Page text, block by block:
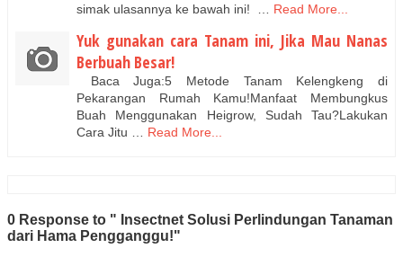
simak ulasannya ke bawah ini! …
Read More...
Yuk gunakan cara Tanam ini, Jika Mau Nanas
Berbuah Besar!
Baca Juga:5 Metode Tanam Kelengkeng di
Pekarangan Rumah Kamu!Manfaat Membungkus
Buah Menggunakan Heigrow, Sudah Tau?Lakukan
Cara Jitu …
Read More...
0 Response to " Insectnet Solusi Perlindungan Tanaman
dari Hama Pengganggu!"